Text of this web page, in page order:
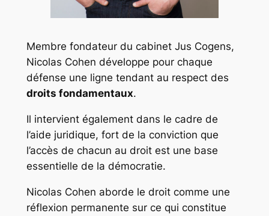
Membre fondateur du cabinet Jus Cogens,
Nicolas Cohen développe pour chaque
défense une ligne tendant au respect des
droits fondamentaux.
Il intervient également dans le cadre de
l’aide juridique, fort de la conviction que
l’accès de chacun au droit est une base
essentielle de la démocratie.
Nicolas Cohen aborde le droit comme une
réflexion permanente sur ce qui constitue